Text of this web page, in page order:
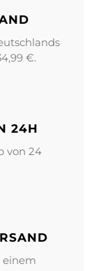
€.
24H
von 24
einem